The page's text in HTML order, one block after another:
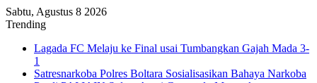
Sabtu, Agustus 8 2026
Trending
Lagada FC Melaju ke Final usai Tumbangkan Gajah Mada 3-
1
Satresnarkoba Polres Boltara Sosialisasikan Bahaya Narkoba